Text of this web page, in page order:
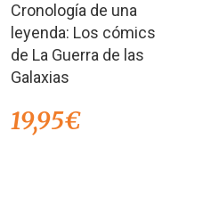
en
2.00
de 5
Cronología de una
leyenda: Los cómics
de La Guerra de las
Galaxias
19,95€